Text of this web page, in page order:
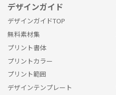
デザインガイド
デザインガイドTOP
無料素材集
プリント書体
プリントカラー
プリント範囲
デザインテンプレート